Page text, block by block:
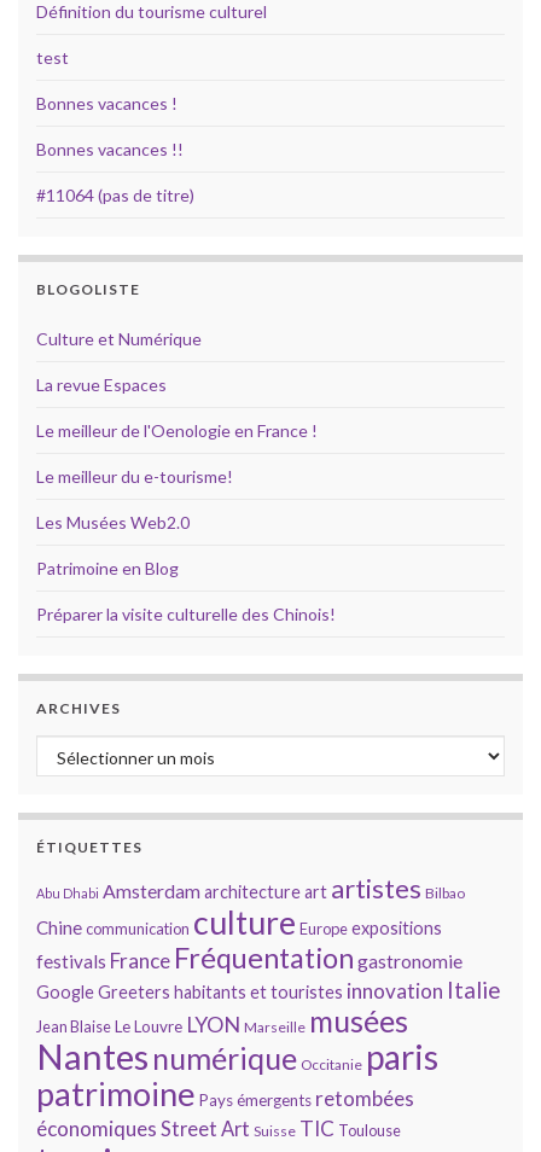
Définition du tourisme culturel
test
Bonnes vacances !
Bonnes vacances !!
#11064 (pas de titre)
BLOGOLISTE
Culture et Numérique
La revue Espaces
Le meilleur de l'Oenologie en France !
Le meilleur du e-tourisme!
Les Musées Web2.0
Patrimoine en Blog
Préparer la visite culturelle des Chinois!
ARCHIVES
Archives
ÉTIQUETTES
Abu Dhabi Amsterdamarchitectureart artistes Bilbao
Chinecommunication culture Europeexpositions
festivals France Fréquentation gastronomie
GoogleGreeters habitants et touristes innovation Italie
Jean BlaiseLe Louvre LYON Marseille musées
Nantes numérique Occitanie paris
patrimoine Pays émergents retombées
économiques Street Art Suisse TIC Toulouse